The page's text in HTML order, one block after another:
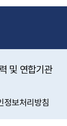
및 연합기관
정보처리방침